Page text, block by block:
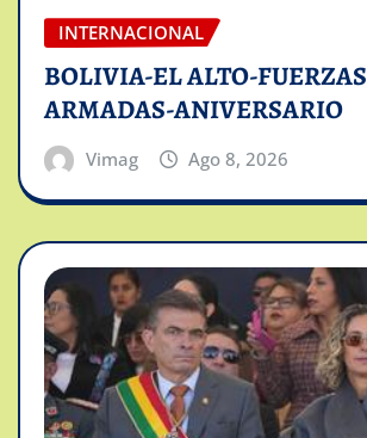
INTERNACIONAL
BOLIVIA-EL ALTO-FUERZAS
ARMADAS-ANIVERSARIO
Vimag Ago 8, 2026